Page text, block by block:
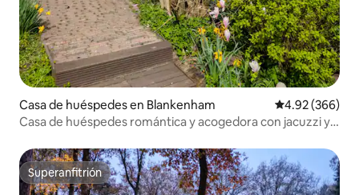
Casa de huéspedes en Blankenham Calificación
4.92 (366)
Casa de huéspedes romántica y acogedora con jacuzzi y
Superanfitrión
Superanfitrión